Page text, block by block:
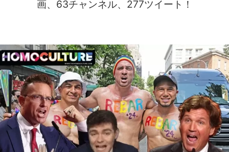
画、63チャンネル、277ツイート！